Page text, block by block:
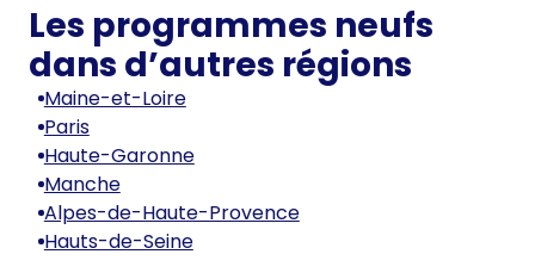
Les programmes neufs
dans d’autres régions
Maine-et-Loire
Paris
Haute-Garonne
Manche
Alpes-de-Haute-Provence
Hauts-de-Seine